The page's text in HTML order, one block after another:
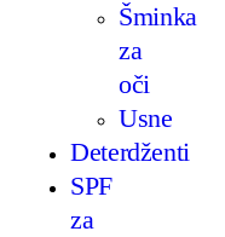
Šminka
za
oči
Usne
Deterdženti
SPF
za